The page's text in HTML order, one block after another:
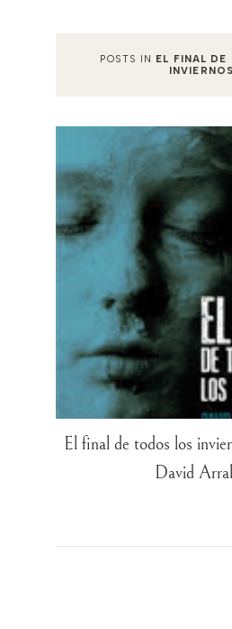
POSTS IN
EL FINAL DE
INVIERNOS
El final de todos los
David